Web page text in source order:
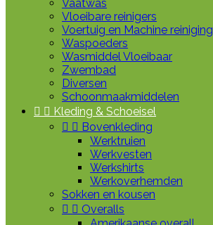
Vaatwas
Vloeibare reinigers
Voertuig en Machine reiniging
Waspoeders
Wasmiddel Vloeibaar
Zwembad
Diversen
Schoonmaakmiddelen
  Kleding & Schoeisel
  Bovenkleding
Werktruien
Werkvesten
Werkshirts
Werkoverhemden
Sokken en kousen
  Overalls